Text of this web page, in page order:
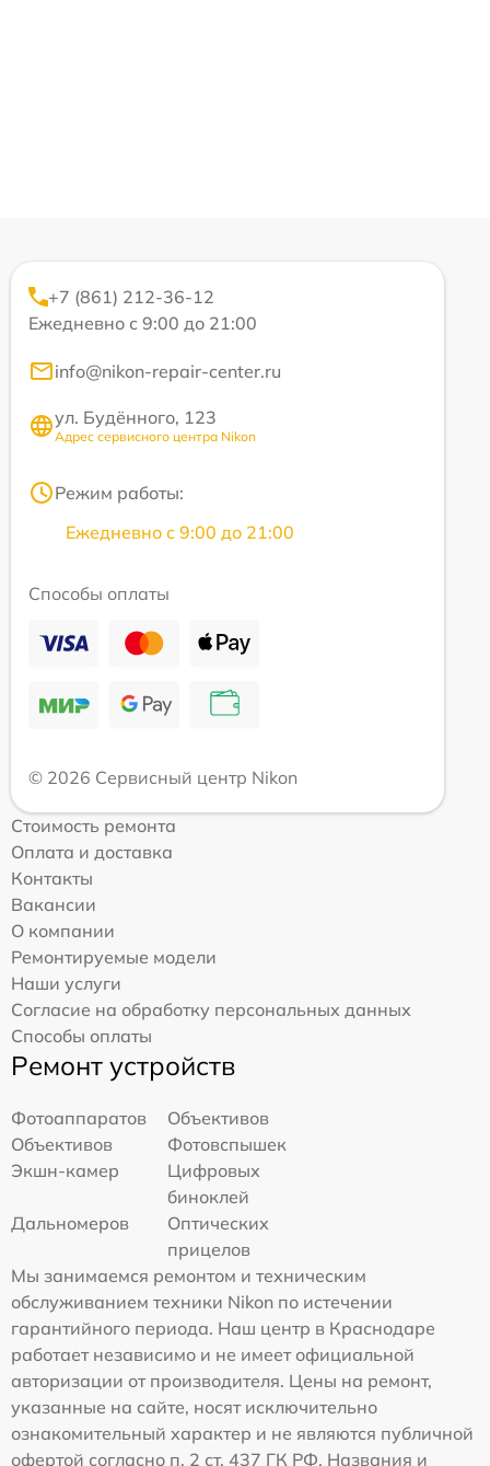
+7 (861) 212-36-12
Ежедневно с 9:00 до 21:00
info@nikon-repair-center.ru
ул. Будённого, 123
Адрес сервисного центра Nikon
Режим работы:
Ежедневно с 9:00 до 21:00
Способы оплаты
© 2026 Сервисный центр Nikon
Стоимость ремонта
Оплата и доставка
Контакты
Вакансии
О компании
Ремонтируемые модели
Наши услуги
Согласие на обработку персональных данных
Способы оплаты
Ремонт устройств
Фотоаппаратов
Объективов
Объективов
Фотовспышек
Экшн-камер
Цифровых
биноклей
Дальномеров
Оптических
прицелов
Мы занимаемся ремонтом и техническим
обслуживанием техники Nikon по истечении
гарантийного периода. Наш центр в Краснодаре
работает независимо и не имеет официальной
авторизации от производителя. Цены на ремонт,
указанные на сайте, носят исключительно
ознакомительный характер и не являются публичной
офертой согласно п. 2 ст. 437 ГК РФ. Названия и